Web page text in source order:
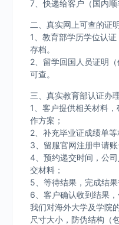
7、快递给客户（国内顺
二、真实网上可查的证
1、教育部学历学位认
存档。
2、留学回国人员证明
可查。
三、真实教育部认证办
1、客户提供相关材料
作方案；
2、补充毕业证成绩单等
3、留服官网注册申请账
4、预约递交时间，公
交材料；
5、等待结果，完成结
6、客户确认收到结果，
我们对海外大学及学院
尺寸大小，防伪结构（